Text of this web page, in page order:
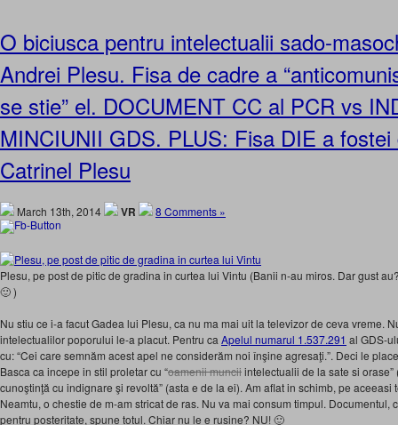
O biciusca pentru intelectualii sado-
Andrei Plesu. Fisa de cadre a
se stie” el. DOCUMENT CC al PCR vs
MINCIUNII GDS. PLUS: Fisa DIE a
Catrinel Plesu
March 13th, 2014 VR 8 Comments »
Plesu, pe post de pitic de gradina in curtea lui Vintu (Banii n-au miros. Dar gust
🙂 )
Nu stiu ce i-a facut Gadea lui Plesu, ca nu ma mai uit la televizor de ceva vreme.
intelectualilor poporului le-a placut. Pentru ca Apelul numarul 1.537.291 al GDS-
cu: “Cei care semnăm acest apel ne considerăm noi înşine agresaţi.”. Deci le
Basca ca incepe in stil proletar cu “oamenii munciiintelectualii de la sate si
cunoştinţă cu indignare şi revoltă” (asta e de la ei). Am aflat in schimb, pe
Neamtu, o chestie de m-am stricat de ras. Nu va mai consum timpul. Documentul,
pentru posteritate, spune totul. Chiar nu le e rusine? NU! 🙂